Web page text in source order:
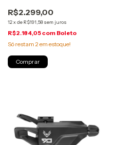
R$2.299,00
12x de R$191,58 sem juros
R$2.184,05 com Boleto
Só restam 2em estoque!